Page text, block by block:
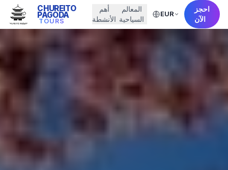
CHUREITO
PAGODA
TOURS
أهم
الأنشطة
المعالم
السياحية
EUR
احجز
الآن